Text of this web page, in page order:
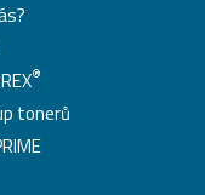
®
tonerů